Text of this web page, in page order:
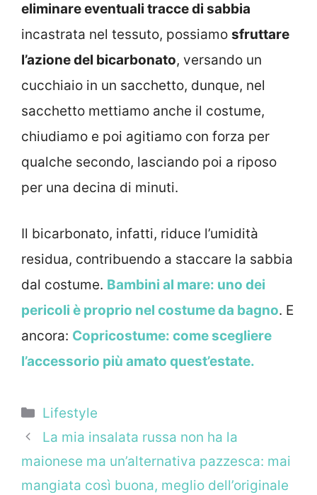
eliminare eventuali tracce di sabbia
incastrata nel tessuto, possiamo sfruttare
l’azione del bicarbonato, versando un
cucchiaio in un sacchetto, dunque, nel
sacchetto mettiamo anche il costume,
chiudiamo e poi agitiamo con forza per
qualche secondo, lasciando poi a riposo
per una decina di minuti.
Il bicarbonato, infatti, riduce l’umidità
residua, contribuendo a staccare la sabbia
dal costume. Bambini al mare: uno dei
pericoli è proprio nel costume da bagno. E
ancora: Copricostume: come scegliere
l’accessorio più amato quest’estate.
Categorie
Lifestyle
La mia insalata russa non ha la
maionese ma un’alternativa pazzesca: mai
mangiata così buona, meglio dell’originale